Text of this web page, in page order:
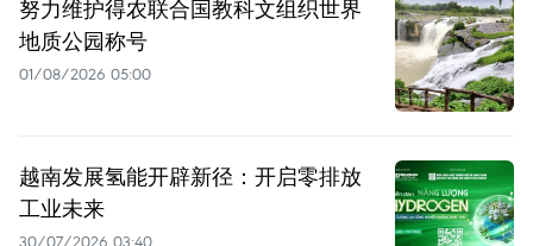
努力维护得农联合国教科文组织世界
地质公园称号
01/08/2026 05:00
越南发展氢能开辟新径：开启零排放
工业未来
30/07/2026 03:40